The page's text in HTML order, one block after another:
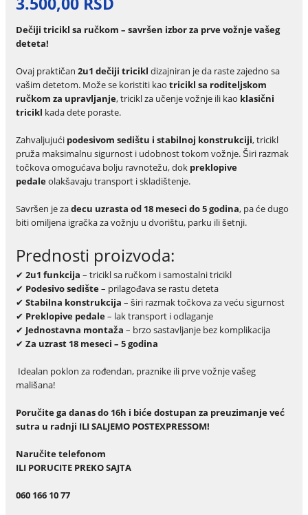
Dečiji tricikl sa ručkom – savršen izbor za prve vožnje vašeg
deteta!
Ovaj praktičan 2u1 dečiji tricikl dizajniran je da raste zajedno sa
vašim detetom. Može se koristiti kao tricikl sa roditeljskom
ručkom za upravljanje, tricikl za učenje vožnje ili kao klasični
tricikl kada dete poraste.
Zahvaljujući podesivom sedištu i stabilnoj konstrukciji, tricikl
pruža maksimalnu sigurnost i udobnost tokom vožnje. Širi razmak
točkova omogućava bolju ravnotežu, dok preklopive
pedaleolakšavaju transport i skladištenje.
Savršen je zadecu uzrasta od 18 meseci do 5 godina, pa će dugo
biti omiljena igračka za vožnju u dvorištu, parku ili šetnji.
Prednosti proizvoda:
✔ 2u1 funkcija – tricikl sa ručkom i samostalni tricikl
✔ Podesivo sedište– prilagođava se rastu deteta
✔ Stabilna konstrukcija – širi razmak točkova za veću sigurnost
✔ Preklopive pedale– lak transport i odlaganje
✔ Jednostavna montaža – brzo sastavljanje bez komplikacija
✔ Za uzrast 18 meseci – 5 godina
Idealan poklon za rođendan, praznike ili prve vožnje vašeg
mališana!
Poručite ga danas do 16h i biće dostupan za preuzimanje već
sutra u radnji ILI SALJEMO POSTEXPRESSOM!
Naručite telefonom
ILI PORUCITE PREKO SAJTA
060 166 10 77